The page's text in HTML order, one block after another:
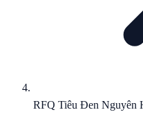
RFQ Tiêu Đen Nguyên